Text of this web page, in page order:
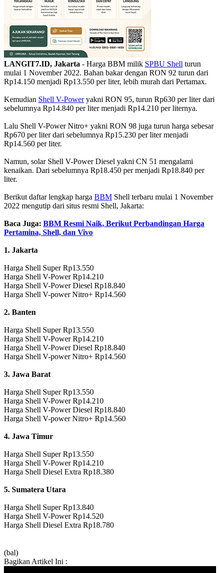
LANGIT7.ID, Jakarta - Harga BBM milik SPBU Shell turun
mulai 1 November 2022. Bahan bakar dengan RON 92 turun dari
Rp14.150 menjadi Rp13.550 per liter, lebih murah dari Pertamax.
Kemudian Shell V-Poweryakni RON 95, turun Rp630 per liter dari
sebelumnya Rp14.840 per liter menjadi Rp14.210 per liternya.
Lalu Shell V-Power Nitro+ yakni RON 98 juga turun harga sebesar
Rp670 per liter dari sebelumnya Rp15.230 per liter menjadi
Rp14.560 per liter.
Namun, solar Shell V-Power Diesel yakni CN 51 mengalami
kenaikan. Dari sebelumnya Rp18.450 per menjadi Rp18.840 per
liter.
Berikut daftar lengkap harga BBM Shell terbaru mulai 1 November
2022 mengutip dari situs resmi Shell, Jakarta:
Baca Juga: BBM Resmi Naik, Berikut Perbandingan Harga
Pertamina, Shell, dan Vivo
1. Jakarta
Harga Shell Super Rp13.550
Harga Shell V-Power Rp14.210
Harga Shell V-Power Diesel Rp18.840
Harga Shell V-power Nitro+ Rp14.560
2. Banten
Harga Shell Super Rp13.550
Harga Shell V-Power Rp14.210
Harga Shell V-Power Diesel Rp18.840
Harga Shell V-power Nitro+ Rp14.560
3. Jawa Barat
Harga Shell Super Rp13.550
Harga Shell V-Power Rp14.210
Harga Shell V-Power Diesel Rp18.840
Harga Shell V-power Nitro+ Rp14.560
4. Jawa Timur
Harga Shell Super Rp13.550
Harga Shell V-Power Rp14.210
Harga Shell Diesel Extra Rp18.380
5. Sumatera Utara
Harga Shell Super Rp13.840
Harga Shell V-Power Rp14.520
Harga Shell Diesel Extra Rp18.780
(bal)
Bagikan Artikel Ini :